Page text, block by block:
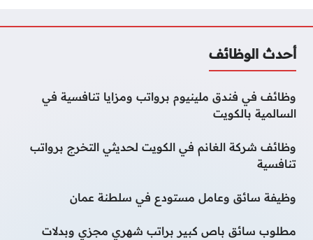
أحدث الوظائف
وظائف في فندق ملينيوم برواتب ومزايا تنافسية في
السالمية بالكويت
وظائف شركة الغانم في الكويت لحديثي التخرج برواتب
تنافسية
وظيفة سائق وعامل مستودع في سلطنة عمان
مطلوب سائق باص كبير براتب شهري مجزي وبدلات